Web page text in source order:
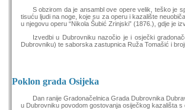
S obzirom da je ansambl ove opere velik, teško je
tisuću ljudi na noge, koje su za operu i kazalište
u njegovu operu “Nikola Šubić Zrinjski” (1876.), gdje je
Izvedbi u Dubrovniku nazočio je i osječki
Dubrovniku) te saborska zastupnica Ruža Tomašić i
Poklon grada Osijeka
Dan ranije Gradonačelnica Grada Dubrovnika
u Dubrovniku povodom gostovanja osiječkog kazališta s